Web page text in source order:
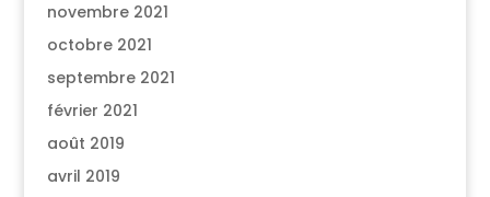
novembre 2021
octobre 2021
septembre 2021
février 2021
août 2019
avril 2019